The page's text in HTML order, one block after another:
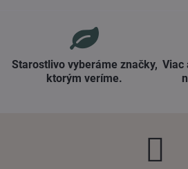
Starostlivo vyberáme značky,
ktorým veríme​.
Viac